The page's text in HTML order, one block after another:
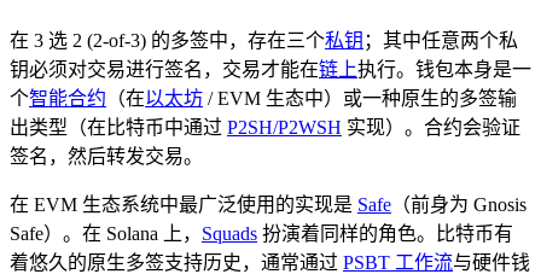
在 3 选 2 (2-of-3) 的多签中，存在三个私钥 ；其中任意两个私
钥必须对交易进行签名，交易才能在链上执行。钱包本身是一
个智能合约 （在以太坊 / EVM 生态中）或一种原生的多签输
出类型（在比特币中通过 P2SH/P2WSH 实现）。合约会验证
签名，然后转发交易。
在 EVM 生态系统中最广泛使用的实现是 Safe （前身为 Gnosis
Safe）。在 Solana 上， Squads 扮演着同样的角色。比特币有
着悠久的原生多签支持历史，通常通过 PSBT 工作流与硬件钱